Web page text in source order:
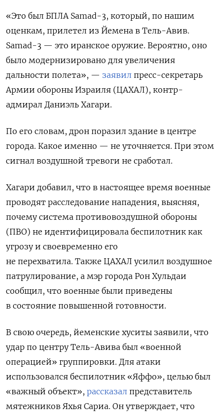
«Это был БПЛА Samad-3, который, по нашим
оценкам, прилетел из Йемена в Тель-Авив.
Samad-3 — это иранское оружие. Вероятно, оно
было модернизировано для увеличения
дальности полета», — заявил пресс-секретарь
Армии обороны Израиля (ЦАХАЛ), контр-
адмирал Даниэль Хагари.
По его словам, дрон поразил здание в центре
города. Какое именно — не уточняется. При этом
сигнал воздушной тревоги не сработал.
Хагари добавил, что в настоящее время военные
проводят расследование нападения, выясняя,
почему система противовоздушной обороны
(ПВО) не идентифицировала беспилотник как
угрозу и своевременно его
не перехватила. Также ЦАХАЛ усилил воздушное
патрулирование, а мэр города Рон Хульдаи
сообщил, что военные были приведены
в состояние повышенной готовности.
В свою очередь, йеменские хуситы заявили, что
удар по центру Тель-Авива был «военной
операцией» группировки. Для атаки
использовался беспилотник «Яффо», целью был
«важный объект», рассказал представитель
мятежников Яхья Сариа. Он утверждает, что